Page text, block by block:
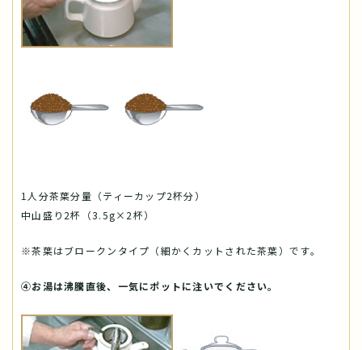
1人分茶葉分量（ティーカップ2杯分）
中山盛り2杯（3.5g×2杯）
※茶葉はブロークンタイプ（細かくカットされた茶葉）です。
④お湯は沸騰直後、一気にポットに注いでください。